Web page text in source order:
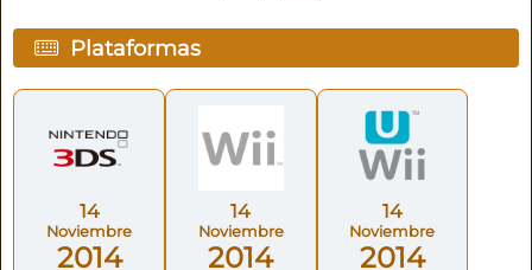
Plataformas
14
Noviembre
2014
14
Noviembre
2014
14
Noviembre
2014